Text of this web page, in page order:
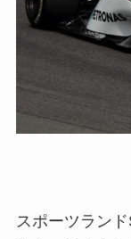
スポーツラン